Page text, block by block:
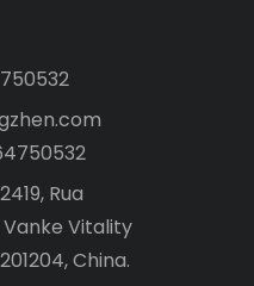
Rua
Vanke Vitality
China.